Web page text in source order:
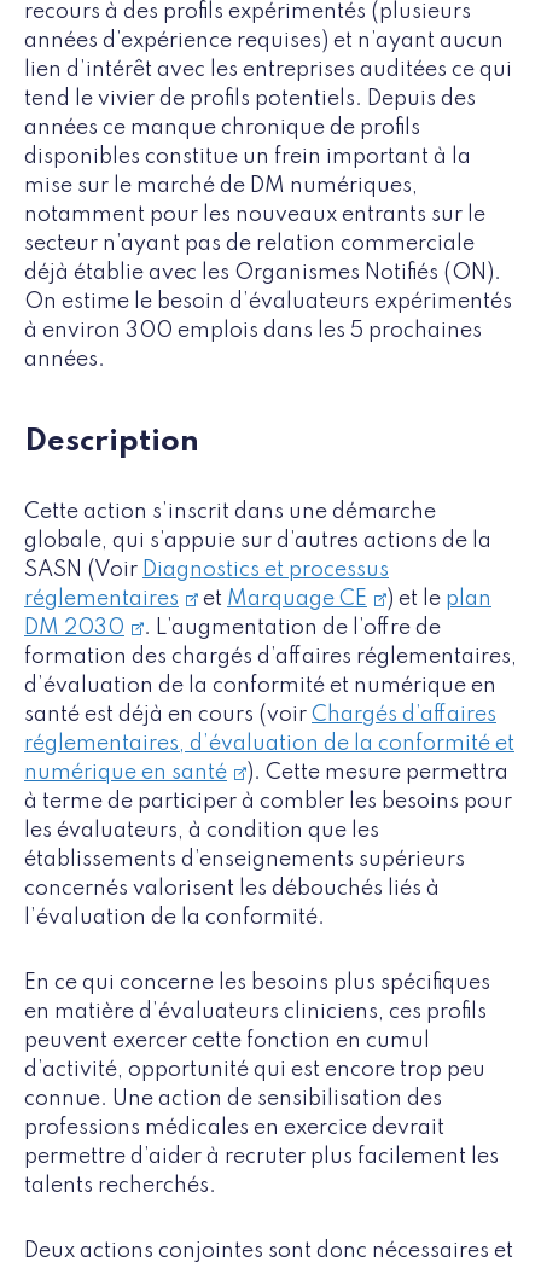
recours à des profils expérimentés (plusieurs
années d’expérience requises) et n’ayant aucun
lien d’intérêt avec les entreprises auditées ce qui
tend le vivier de profils potentiels. Depuis des
années ce manque chronique de profils
disponibles constitue un frein important à la
mise sur le marché de DM numériques,
notamment pour les nouveaux entrants sur le
secteur n’ayant pas de relation commerciale
déjà établie avec les Organismes Notifiés (ON).
On estime le besoin d’évaluateurs expérimentés
à environ 300 emplois dans les 5 prochaines
années.
Description
Cette action s’inscrit dans une démarche
globale, qui s’appuie sur d’autres actions de la
SASN (Voir Diagnostics et processus
réglementaires
et Marquage CE ) et le plan
DM 2030
. L’augmentation de l’offre de
formation des chargés d’affaires réglementaires,
d’évaluation de la conformité et numérique en
santé est déjà en cours (voir Chargés d’affaires
réglementaires, d’évaluation de la conformité et
numérique en santé
). Cette mesure permettra
à terme de participer à combler les besoins pour
les évaluateurs, à condition que les
établissements d’enseignements supérieurs
concernés valorisent les débouchés liés à
l’évaluation de la conformité.
En ce qui concerne les besoins plus spécifiques
en matière d’évaluateurs cliniciens, ces profils
peuvent exercer cette fonction en cumul
d’activité, opportunité qui est encore trop peu
connue. Une action de sensibilisation des
professions médicales en exercice devrait
permettre d’aider à recruter plus facilement les
talents recherchés.
Deux actions conjointes sont donc nécessaires et